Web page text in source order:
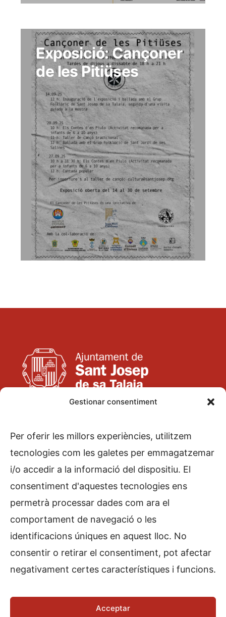
Gestionar consentiment
Per oferir les millors experiències, utilitzem
tecnologies com les galetes per emmagatzemar
i/o accedir a la informació del dispositiu. El
consentiment d'aquestes tecnologies ens
permetrà processar dades com ara el
comportament de navegació o les
identificacions úniques en aquest lloc. No
consentir o retirar el consentiment, pot afectar
negativament certes característiques i funcions.
Acceptar
Exposició: Cançoner
de les Pitiüses
07830 Sant Josep de sa Talaia
971 800 125
Dinamització
‘Units pel nostre parlar’
Notícies
Ajuntament
Política de privacitat